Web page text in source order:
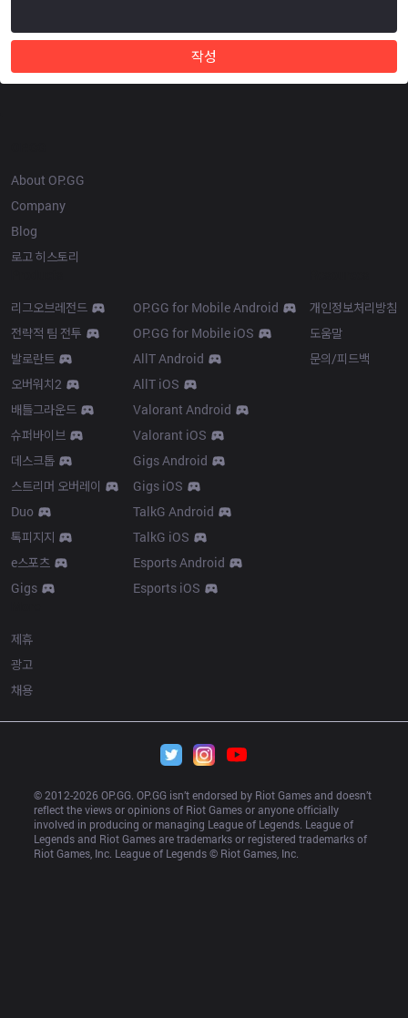
작성
About OP.GG
Company
Blog
로고 히스토리
리그오브레전드
전략적 팀 전투
발로란트
오버워치2
배틀그라운드
슈퍼바이브
데스크톱
스트리머 오버레이
Duo
톡피지지
e스포츠
Gigs
OP.GG for Mobile Android
OP.GG for Mobile iOS
AllT Android
AllT iOS
Valorant Android
Valorant iOS
Gigs Android
Gigs iOS
TalkG Android
TalkG iOS
Esports Android
Esports iOS
개인정보처리방침
도움말
문의/피드백
제휴
광고
채용
© 2012-2026 OP.GG. OP.GG isn’t endorsed by Riot Games and doesn’t
reflect the views or opinions of Riot Games or anyone officially
involved in producing or managing League of Legends. League of
Legends and Riot Games are trademarks or registered trademarks of
Riot Games, Inc. League of Legends © Riot Games, Inc.